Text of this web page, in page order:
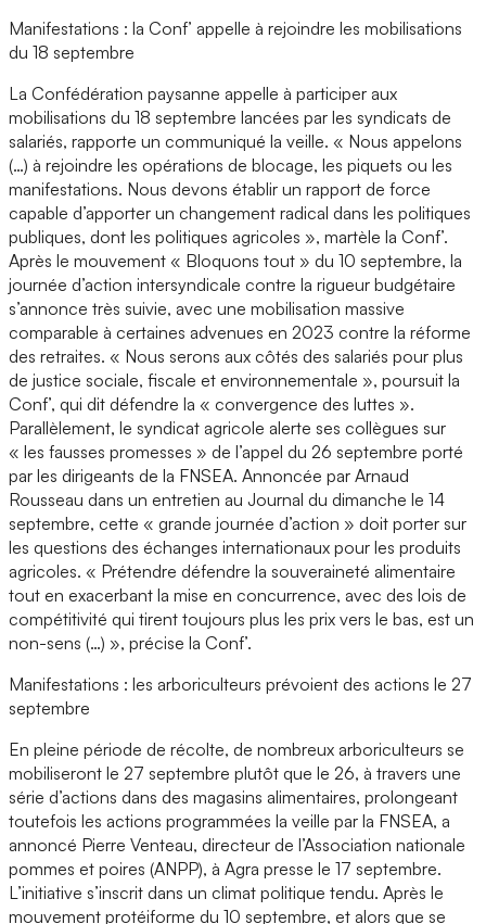
Manifestations : la Conf’ appelle à rejoindre les mobilisations
du 18 septembre
La Confédération paysanne appelle à participer aux
mobilisations du 18 septembre lancées par les syndicats de
salariés, rapporte un communiqué la veille. « Nous appelons
(…) à rejoindre les opérations de blocage, les piquets ou les
manifestations. Nous devons établir un rapport de force
capable d’apporter un changement radical dans les politiques
publiques, dont les politiques agricoles », martèle la Conf’.
Après le mouvement « Bloquons tout » du 10 septembre, la
journée d’action intersyndicale contre la rigueur budgétaire
s’annonce très suivie, avec une mobilisation massive
comparable à certaines advenues en 2023 contre la réforme
des retraites. « Nous serons aux côtés des salariés pour plus
de justice sociale, fiscale et environnementale », poursuit la
Conf’, qui dit défendre la « convergence des luttes ».
Parallèlement, le syndicat agricole alerte ses collègues sur
« les fausses promesses » de l’appel du 26 septembre porté
par les dirigeants de la FNSEA. Annoncée par Arnaud
Rousseau dans un entretien au Journal du dimanche le 14
septembre, cette « grande journée d’action » doit porter sur
les questions des échanges internationaux pour les produits
agricoles. « Prétendre défendre la souveraineté alimentaire
tout en exacerbant la mise en concurrence, avec des lois de
compétitivité qui tirent toujours plus les prix vers le bas, est un
non-sens (…) », précise la Conf’.
Manifestations : les arboriculteurs prévoient des actions le 27
septembre
En pleine période de récolte, de nombreux arboriculteurs se
mobiliseront le 27 septembre plutôt que le 26, à travers une
série d’actions dans des magasins alimentaires, prolongeant
toutefois les actions programmées la veille par la FNSEA, a
annoncé Pierre Venteau, directeur de l’Association nationale
pommes et poires (ANPP), à Agra presse le 17 septembre.
L’initiative s’inscrit dans un climat politique tendu. Après le
mouvement protéiforme du 10 septembre, et alors que se